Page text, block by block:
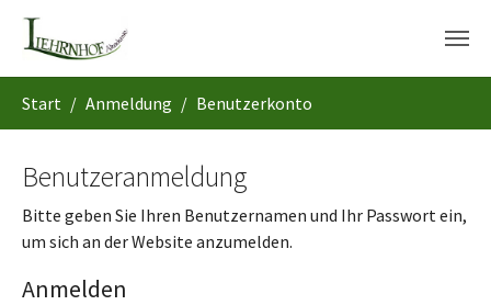
Start Anmeldung Benutzerkonto
Benutzeranmeldung
Bitte geben Sie Ihren Benutzernamen und Ihr Passwort ein,
um sich an der Website anzumelden.
Anmelden